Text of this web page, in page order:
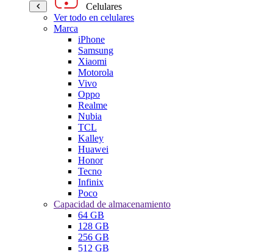
Celulares
Ver todo en celulares
Marca
iPhone
Samsung
Xiaomi
Motorola
Vivo
Oppo
Realme
Nubia
TCL
Kalley
Huawei
Honor
Tecno
Infinix
Poco
Capacidad de almacenamiento
64 GB
128 GB
256 GB
512 GB